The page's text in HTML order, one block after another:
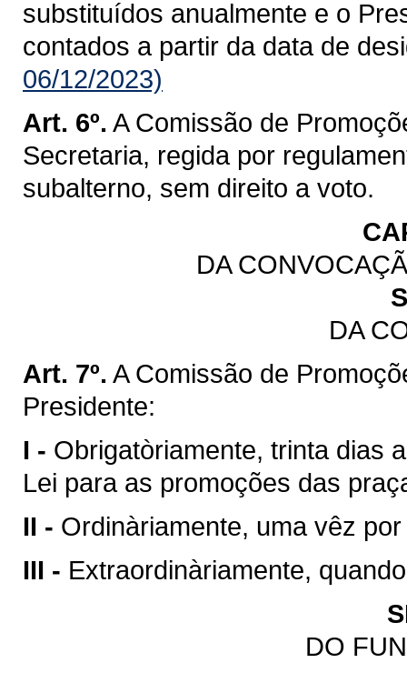
substituídos anualmente e o
contados a partir da data de
06/12/2023)
Art. 6º. A Comissão de
Secretaria, regida por
subalterno, sem direito a voto.
DA
DA
Art. 7º. A Comissão de
Presidente:
I - Obrigatòriamente, trinta dias
Lei para as promoções das
II - Ordinàriamente, uma vêz
III - Extraordinàriamente,
DO